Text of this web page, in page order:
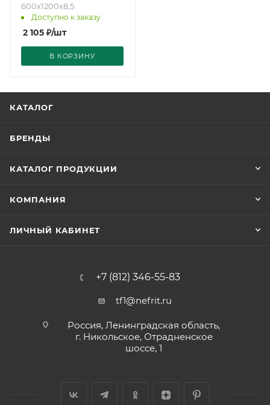
600x1200x8,5
Доступно к заказу
2 105 ₽/шт
В КОРЗИНУ
КАТАЛОГ
БРЕНДЫ
КАТАЛОГ ПРОДУКЦИИ
КОМПАНИЯ
ЛИЧНЫЙ КАБИНЕТ
+7 (812) 346-55-83
tf1@nefrit.ru
Россия, Ленинградская область,
г. Никольское, Отрадненское
шоссе, 1